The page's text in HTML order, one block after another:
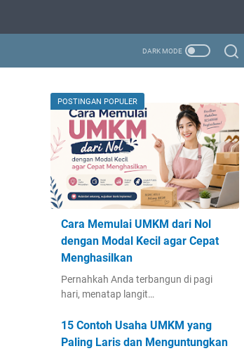
POSTINGAN POPULER
Cara Memulai UMKM dari Nol
dengan Modal Kecil agar Cepat
Menghasilkan
Pernahkah Anda terbangun di pagi
hari, menatap langit…
15 Contoh Usaha UMKM yang
Paling Laris dan Menguntungkan